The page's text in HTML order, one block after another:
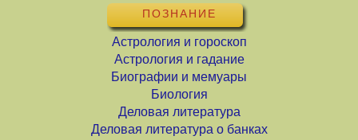
ПОЗНАНИЕ
Астрология и гороскоп
Астрология и гадание
Биографии и мемуары
Биология
Деловая литература
Деловая литература о банках